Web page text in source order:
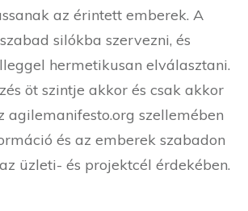
az érintett emberek. A
silókba szervezni, és
hermetikusan elválasztani.
öt szintje akkor és csak akkor
agilemanifesto.org szellemében
és az emberek szabadon
üzleti- és projektcél érdekében.